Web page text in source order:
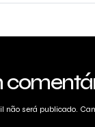
não será publicado.